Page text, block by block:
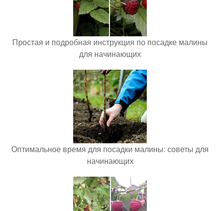
Простая и подробная инструкция по посадке малины
для начинающих
Оптимальное время для посадки малины: советы для
начинающих